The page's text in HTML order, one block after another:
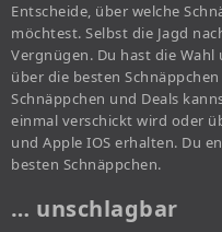
Entscheide, über welche
möchtest. Selbst die Jagd
Vergnügen. Du hast die
über die besten
Schnäppchen und Deals
einmal verschickt wird oder
und Apple IOS erhalten. Du
besten Schnäppchen.
… unschlagbar